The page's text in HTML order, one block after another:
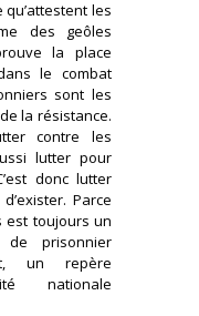
qu’attestent les
des geôles
la place
le combat
sont les
la résistance.
contre les
lutter pour
donc lutter
Parce
est toujours un
prisonnier
un repère
nationale